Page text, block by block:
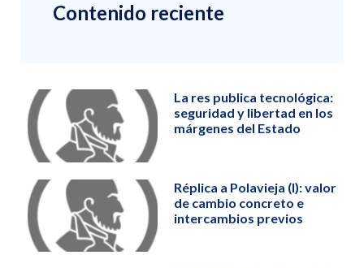
Contenido reciente
La res publica tecnológica:
seguridad y libertad en los
márgenes del Estado
Réplica a Polavieja (I): valor
de cambio concreto e
intercambios previos